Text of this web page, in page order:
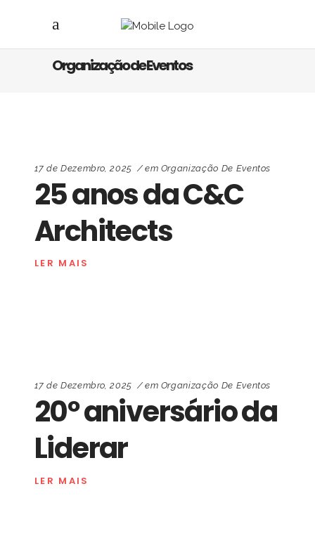
Organização de Eventos
17 de Dezembro, 2025 em Organização De Eventos
25 anos da C&C
Architects
LER MAIS
17 de Dezembro, 2025 em Organização De Eventos
20º aniversário da
Liderar
LER MAIS